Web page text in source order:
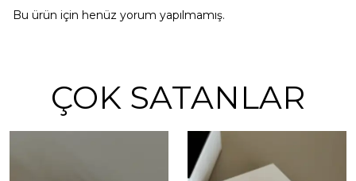
Bu ürün için henüz yorum yapılmamış.
ÇOK SATANLAR